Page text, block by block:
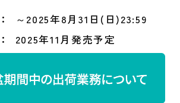
～2025年8月31日(日)23:59
2025年11月発売予定